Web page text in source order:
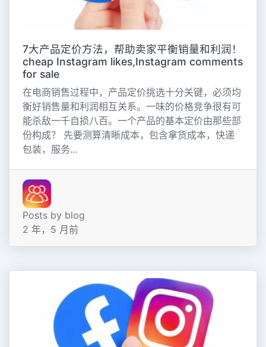
7大产品定价方法，帮助卖家平衡销量和利润！
cheap Instagram likes,Instagram comments
for sale
在电商销售过程中，产品定价挑选十分关键，必须均
衡好销售量和利润相互关系。一味的价格竞争很有可
能杀敌一千自损八百。一个产品的基本定价由那些部
份构成？ 先要测算清晰成本，包含拿货成本，快递
包装，服务...
Posts by blog
2 年，5 月前